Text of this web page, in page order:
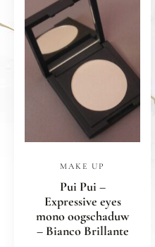
MAKE UP
Pui Pui –
Expressive eyes
mono oogschaduw
– Bianco Brillante